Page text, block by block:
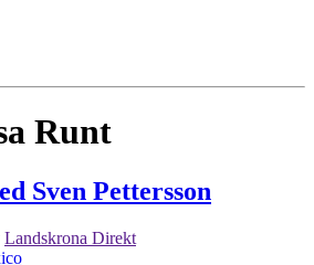
Runt
Sven Pettersson
Landskrona Direkt